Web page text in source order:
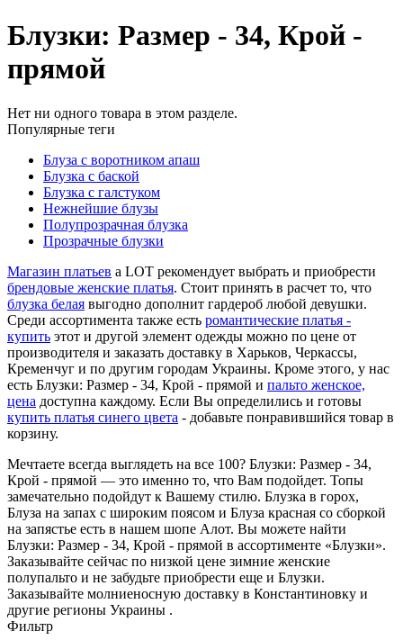
Блузки: Размер - 34, Крой -
прямой
Нет ни одного товара в этом разделе.
Популярные теги
Блуза с воротником апаш
Блузка с баской
Блузка с галстуком
Нежнейшие блузы
Полупрозрачная блузка
Прозрачные блузки
Магазин платьев a LOT рекомендует выбрать и приобрести
брендовые женские платья. Стоит принять в расчет то, что
блузка белая выгодно дополнит гардероб любой девушки.
Среди ассортимента также есть романтические платья -
купить этот и другой элемент одежды можно по цене от
производителя и заказать доставку в Харьков, Черкассы,
Кременчуг и по другим городам Украины. Кроме этого, у нас
есть Блузки: Размер - 34, Крой - прямой и пальто женское,
цена доступна каждому. Если Вы определились и готовы
купить платья синего цвета - добавьте понравившийся товар в
корзину.
Мечтаете всегда выглядеть на все 100? Блузки: Размер - 34,
Крой - прямой — это именно то, что Вам подойдет. Топы
замечательно подойдут к Вашему стилю. Блузка в горох,
Блуза на запах с широким поясом и Блуза красная со сборкой
на запястье есть в нашем шопе Алот. Вы можете найти
Блузки: Размер - 34, Крой - прямой в ассортименте «Блузки».
Заказывайте сейчас по низкой цене зимние женские
полупальто и не забудьте приобрести еще и Блузки.
Заказывайте молниеносную доставку в Константиновку и
другие регионы Украины .
Фильтр